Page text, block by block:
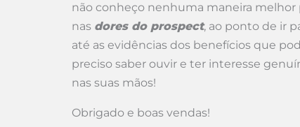
não conheço nenhuma maneira melhor
nas dores do prospect, ao ponto de ir
até as evidências dos benefícios que
preciso saber ouvir e ter interesse
nas suas mãos!
Obrigado e boas vendas!